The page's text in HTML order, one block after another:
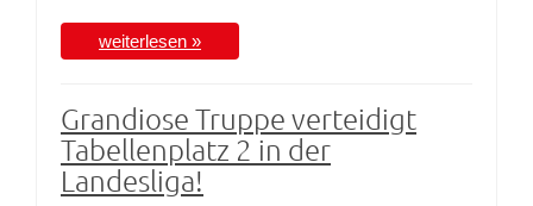
weiterlesen »
Grandiose Truppe verteidigt
Tabellenplatz 2 in der
Landesliga!